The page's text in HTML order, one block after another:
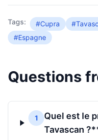
Tags: #Cupra
#Espagne
Questions
1
Quel est le
Tavascan